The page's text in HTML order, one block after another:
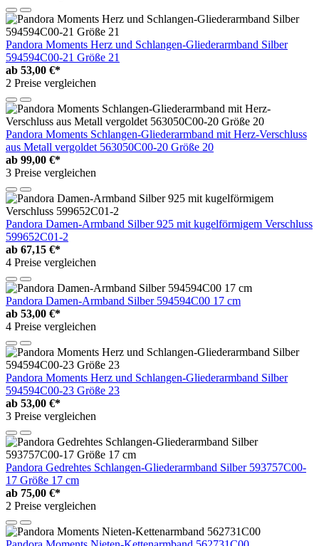
Pandora Moments Herz und Schlangen-Gliederarmband Silber
594594C00-21 Größe 21
ab 53,00 €*
2 Preise vergleichen
Pandora Moments Schlangen-Gliederarmband mit Herz-Verschluss
aus Metall vergoldet 563050C00-20 Größe 20
ab 99,00 €*
3 Preise vergleichen
Pandora Damen-Armband Silber 925 mit kugelförmigem Verschluss
599652C01-2
ab 67,15 €*
4 Preise vergleichen
Pandora Damen-Armband Silber 594594C00 17 cm
ab 53,00 €*
4 Preise vergleichen
Pandora Moments Herz und Schlangen-Gliederarmband Silber
594594C00-23 Größe 23
ab 53,00 €*
3 Preise vergleichen
Pandora Gedrehtes Schlangen-Gliederarmband Silber 593757C00-
17 Größe 17 cm
ab 75,00 €*
2 Preise vergleichen